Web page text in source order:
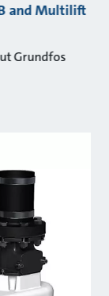
and Multilift
Grundfos